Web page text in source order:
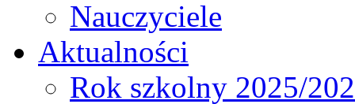
Nauczyciele
Aktualności
Rok szkolny 2025/